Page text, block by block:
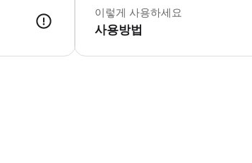
이렇게 사용하세요
사용방법